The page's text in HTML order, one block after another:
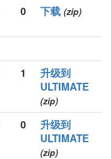
0 下载 (zip)
1
升级到
ULTIMATE
(zip)
0
升级到
ULTIMATE
(zip)